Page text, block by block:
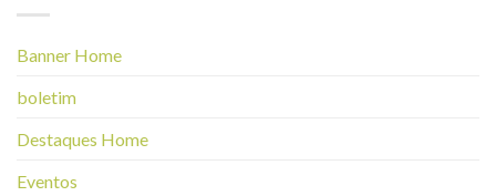
Banner Home
boletim
Destaques Home
Eventos